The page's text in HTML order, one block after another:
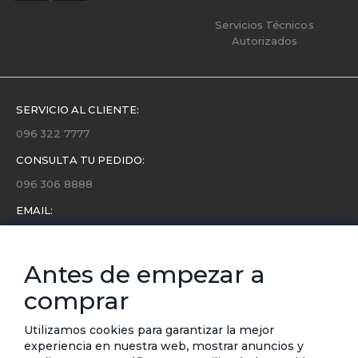
Servicios Técnicos
Autorizados
SERVICIO AL CLIENTE:
096 322 7777
CONSULTA TU PEDIDO:
096 306 8888
EMAIL:
Conoce toda la información sobre últimas colecciones,
eventos y ofertas.
Subscríbete a nuestro newsletter
Antes de empezar a
comprar
Utilizamos cookies para garantizar la mejor
experiencia en nuestra web, mostrar anuncios y